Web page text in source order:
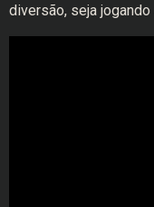
diversão, seja